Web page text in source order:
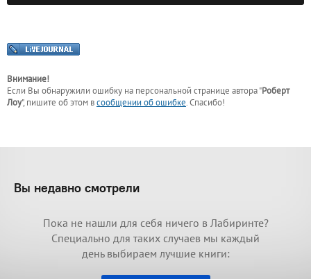
Внимание!
Если Вы обнаружили ошибку на персональной странице автора "Роберт
Лоу", пишите об этом всообщении об ошибке. Спасибо!
Вы недавно смотрели
Пока не нашли для себя ничего в Лабиринте?
Специально для таких случаев мы каждый
день выбираем лучшие книги: